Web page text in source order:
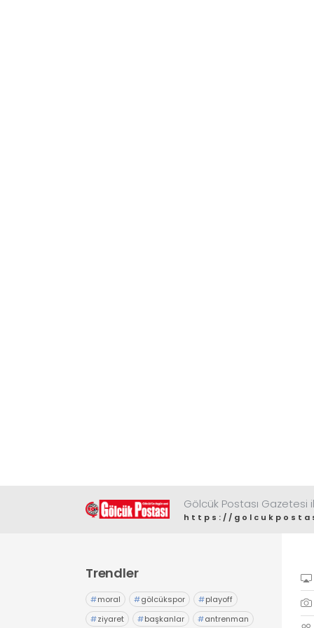
Gölcük Postası
https://
Trendler
#moral #gölcükspor #playoff
#ziyaret #başkanlar #antrenman